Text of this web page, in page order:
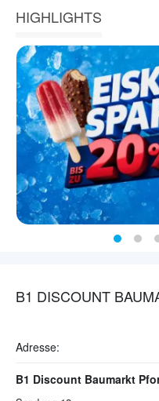
HIGHLIGHTS
B1 DISCOUNT
Adresse: